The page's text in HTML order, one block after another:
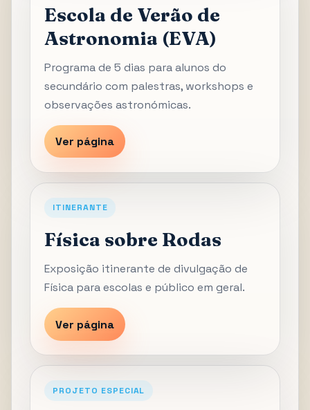
Escola de Verão de
Astronomia (EVA)
Programa de 5 dias para alunos do
secundário com palestras, workshops e
observações astronómicas.
Ver página
ITINERANTE
Física sobre Rodas
Exposição itinerante de divulgação de
Física para escolas e público em geral.
Ver página
PROJETO ESPECIAL